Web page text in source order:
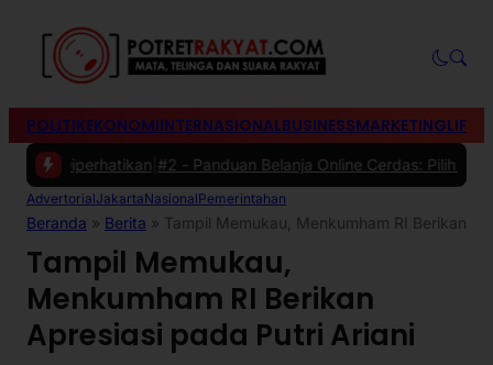
POLITIKEKONOMIINTERNASIONALBUSINESSMARKETING
|#2 -Panduan Belanja Online Cerdas: Pilih Produk
AdvertorialJakartaNasionalPemerintahan
Beranda » Berita » Tampil Memukau, Menkumham RI Berikan
Tampil Memukau,
Menkumham RI Berikan
Apresiasi pada Putri Ariani